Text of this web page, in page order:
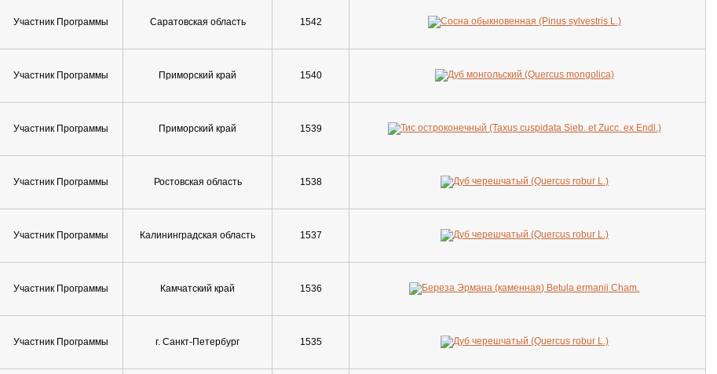
Участник Программы Саратовская область 1542
Участник Программы Приморский край 1540
Участник Программы Приморский край 1539
Участник Программы Ростовская область 1538
Участник Программы Калининградская область 1537
Участник Программы Камчатский край 1536
Участник Программы г. Санкт-Петербург 1535